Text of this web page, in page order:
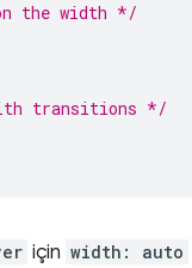
the width */
transitions */
için width: auto